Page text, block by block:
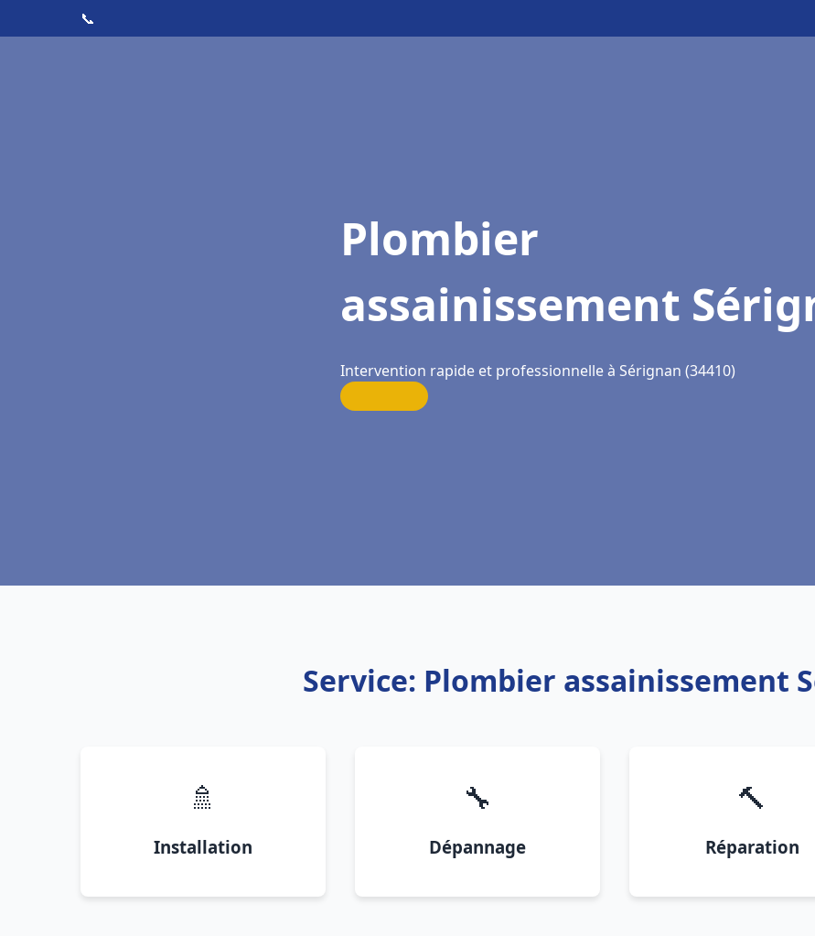
📞
Plombier
assainissement
Intervention rapide et professionnelle à Sérignan (34410)
Service: Plombier assainissement
🚿
Installation
🔧
Dépannage
🔨
Réparation